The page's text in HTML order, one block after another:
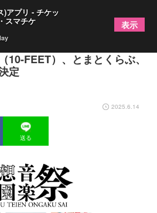
りの音楽イベント『幻想庭園
10-FEET）、とまとくらぶ、
定
2025.6.14
送る
)アプリ - チケッ
スマチケ 表示